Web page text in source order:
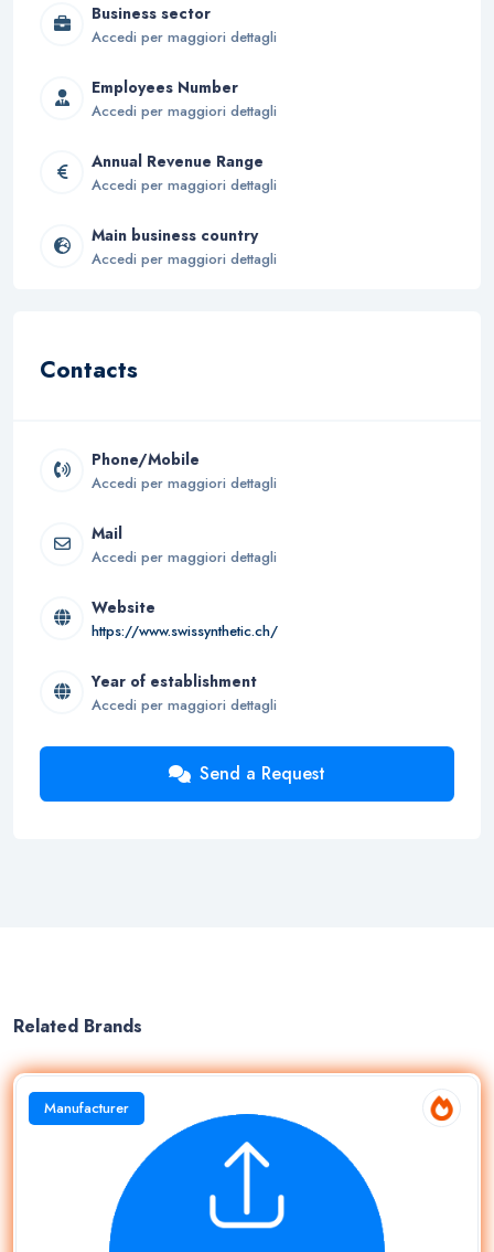
Business sector
Accedi per maggiori dettagli
Employees Number
Accedi per maggiori dettagli
Annual Revenue Range
Accedi per maggiori dettagli
Main business country
Accedi per maggiori dettagli
Contacts
Phone/Mobile
Accedi per maggiori dettagli
Mail
Accedi per maggiori dettagli
Website
https://www.swissynthetic.ch/
Year of establishment
Accedi per maggiori dettagli
Send a Request
Related Brands
Manufacturer